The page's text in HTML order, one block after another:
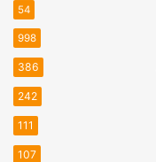
54
998
386
242
111
107